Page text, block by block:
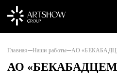
Главная Наши работы АО
АО